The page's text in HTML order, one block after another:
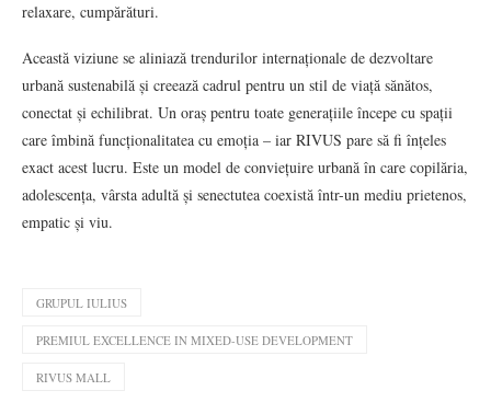
relaxare, cumpărături.
Această viziune se aliniază trendurilor internaționale de dezvoltare
urbană sustenabilă și creează cadrul pentru un stil de viață sănătos,
conectat și echilibrat. Un oraș pentru toate generațiile începe cu spații
care îmbină funcționalitatea cu emoția – iar RIVUS pare să fi înțeles
exact acest lucru. Este un model de conviețuire urbană în care copilăria,
adolescența, vârsta adultă și senectutea coexistă într-un mediu prietenos,
empatic și viu.
GRUPUL IULIUS
PREMIUL EXCELLENCE IN MIXED-USE DEVELOPMENT
RIVUS MALL